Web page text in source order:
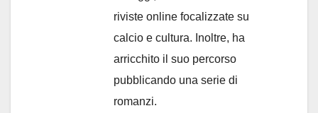
riviste online focalizzate su
calcio e cultura. Inoltre, ha
arricchito il suo percorso
pubblicando una serie di
romanzi.